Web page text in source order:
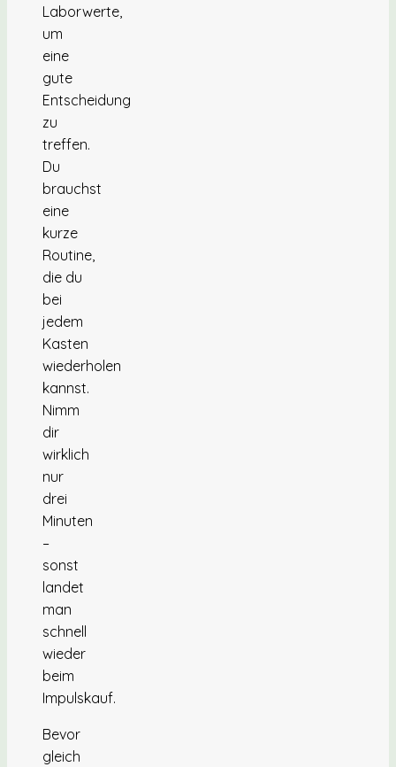
Laborwerte,
um
eine
gute
Entscheidung
zu
treffen.
Du
brauchst
eine
kurze
Routine,
die du
bei
jedem
Kasten
wiederholen
kannst.
Nimm
dir
wirklich
nur
drei
Minuten
–
sonst
landet
man
schnell
wieder
beim
Impulskauf.
Bevor
gleich